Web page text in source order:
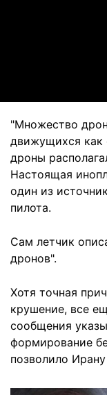
"Множество
движущихся как
дроны
Настоящая
один из
пилота.
Сам летчик
дронов".
Хотя точная
крушение, все
сообщения
формирование
позволило